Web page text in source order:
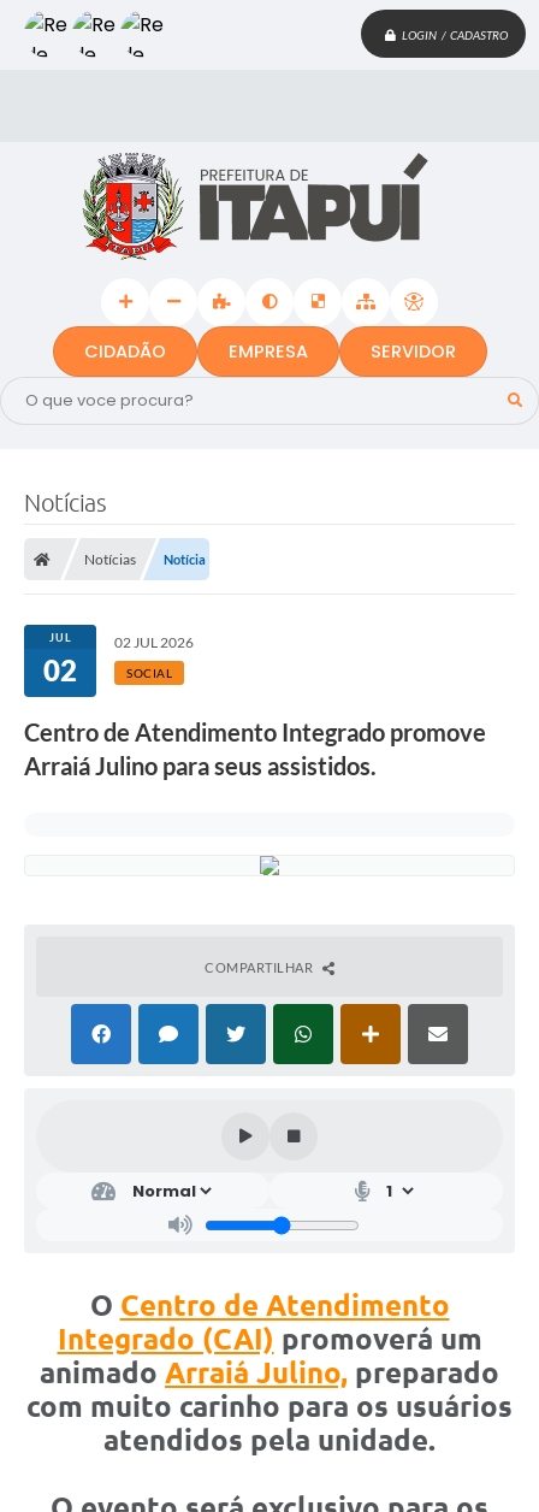
LOGIN / CADASTRO
CIDADÃO EMPRESA SERVIDOR
Notícias
Notícias Notícia
JUL
02
02 JUL 2026
SOCIAL
Centro de Atendimento Integrado promove
Arraiá Julino para seus assistidos.
COMPARTILHAR
O Centro de Atendimento
Integrado (CAI) promoverá um
animado Arraiá Julino, preparado
com muito carinho para os usuários
atendidos pela unidade.